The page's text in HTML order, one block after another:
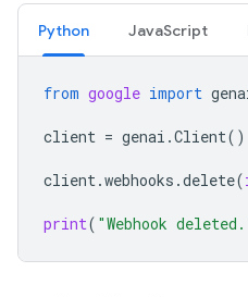
Python JavaScript
from google import
client = genai .Client()
client.webhooks .delete(
print( "Webhook